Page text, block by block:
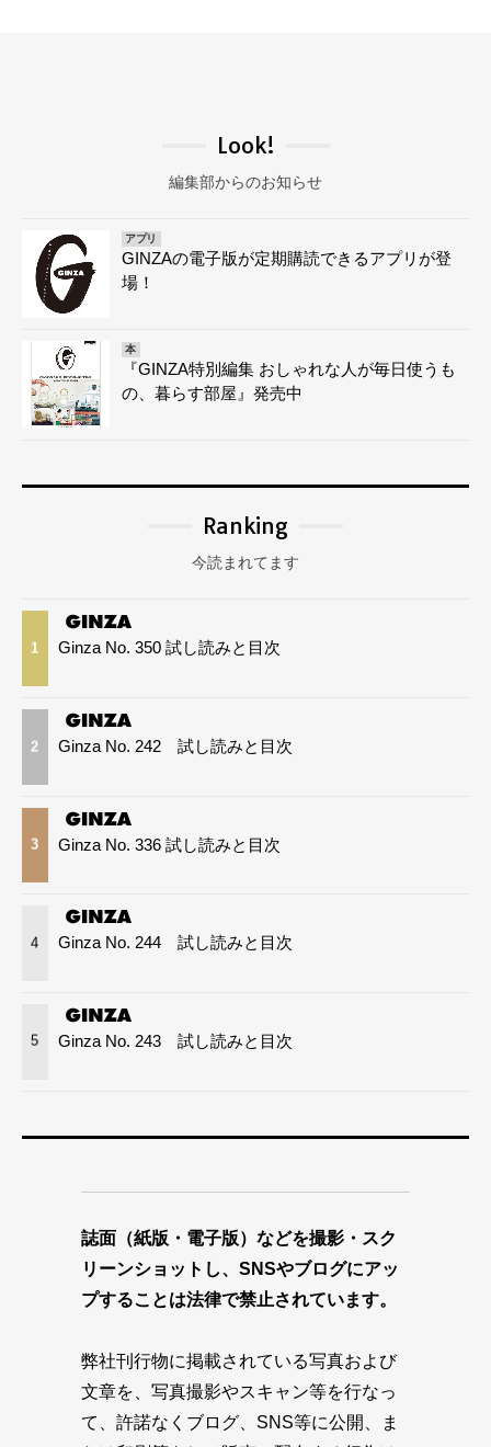
Look!
編集部からのお知らせ
アプリ
GINZAの電子版が定期購読できるアプリが登
場！
本
『GINZA特別編集 おしゃれな人が毎日使うも
の、暮らす部屋』発売中
Ranking
今読まれてます
1 Ginza No. 350 試し読みと目次
2 Ginza No. 242 試し読みと目次
3 Ginza No. 336 試し読みと目次
4 Ginza No. 244 試し読みと目次
5 Ginza No. 243 試し読みと目次
誌面（紙版・電子版）などを撮影・スク
リーンショットし、SNSやブログにアッ
プすることは法律で禁止されています。
弊社刊行物に掲載されている写真および
文章を、写真撮影やスキャン等を行なっ
て、許諾なくブログ、SNS等に公開、ま